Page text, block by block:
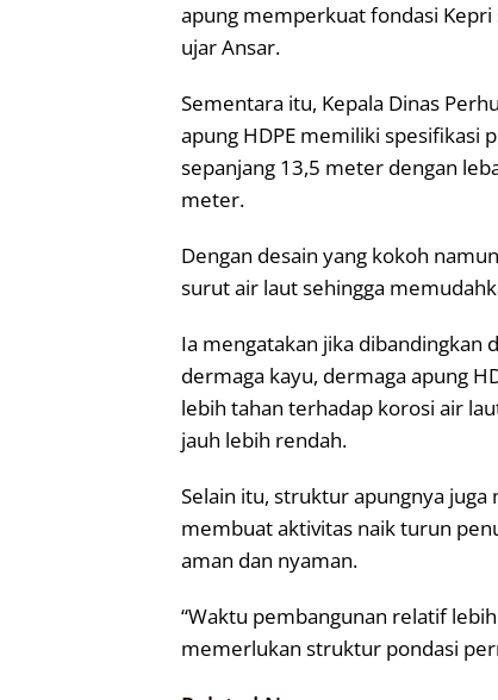
apung memperkuat fondasi
ujar Ansar.
Sementara itu, Kepala Dinas
apung HDPE memiliki spesifikasi
sepanjang 13,5 meter dengan
meter.
Dengan desain yang kokoh
surut air laut sehingga
Ia mengatakan jika dibandingkan
dermaga kayu, dermaga apung
lebih tahan terhadap korosi air
jauh lebih rendah.
Selain itu, struktur apungnya
membuat aktivitas naik turun
aman dan nyaman.
“Waktu pembangunan relatif
memerlukan struktur pondasi